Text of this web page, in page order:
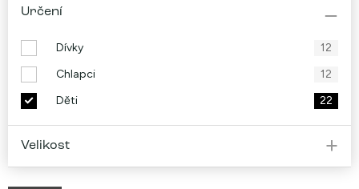
Určení
Dívky
12
Chlapci
12
Děti
22
Velikost